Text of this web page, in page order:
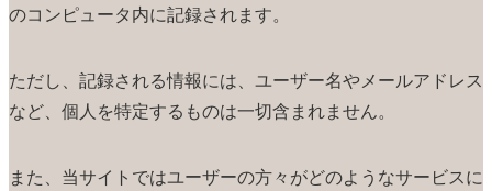
のコンピュータ内に記録されます。
ただし、記録される情報には、ユーザー名やメールアドレス
など、個人を特定するものは一切含まれません。
また、当サイトではユーザーの方々がどのようなサービスに